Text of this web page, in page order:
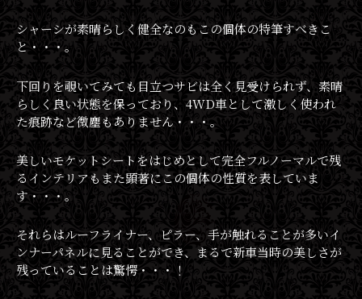
シャーシが素晴らしく健全なのもこの個体の特筆すべきこ
と・・・。
下回りを覗いてみても目立つサビは全く見受けられず、素晴
らしく良い状態を保っており、4WD車として激しく使われ
た痕跡など微塵もありません・・・。
美しいモケットシートをはじめとして完全フルノーマルで残
るインテリアもまた顕著にこの個体の性質を表していま
す・・・。
それらはルーフライナー、ピラー、手が触れることが多いイ
ンナーパネルに見ることができ、まるで新車当時の美しさが
残っていることは驚愕・・・！